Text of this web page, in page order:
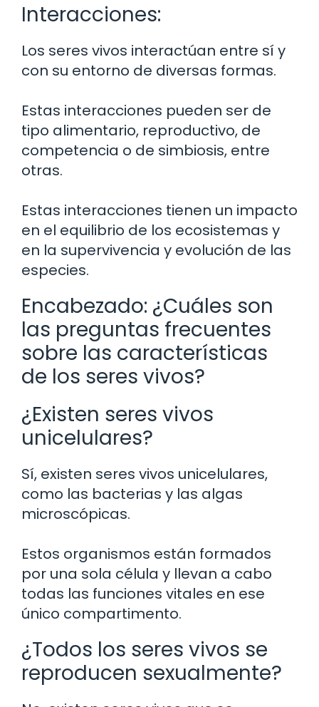
Interacciones:
Los seres vivos interactúan entre sí y
con su entorno de diversas formas.
Estas interacciones pueden ser de
tipo alimentario, reproductivo, de
competencia o de simbiosis, entre
otras.
Estas interacciones tienen un impacto
en el equilibrio de los ecosistemas y
en la supervivencia y evolución de las
especies.
Encabezado: ¿Cuáles son
las preguntas frecuentes
sobre las características
de los seres vivos?
¿Existen seres vivos
unicelulares?
Sí, existen seres vivos unicelulares,
como las bacterias y las algas
microscópicas.
Estos organismos están formados
por una sola célula y llevan a cabo
todas las funciones vitales en ese
único compartimento.
¿Todos los seres vivos se
reproducen sexualmente?